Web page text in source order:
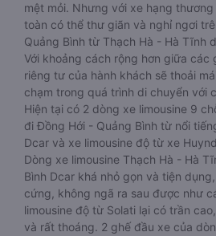
mệt mỏi. Nhưng với xe hạng
toàn có thể thư giãn và nghỉ ngơi
Quảng Bình từ Thạch Hà - Hà Tĩnh
Với khoảng cách rộng hơn giữa các
riêng tư của hành khách sẽ thoải
chạm trong quá trình di chuyển với
Hiện tại có 2 dòng xe limousine 9
đi Đồng Hới - Quảng Bình từ nổi
Dcar và xe limousine độ từ xe
Dòng xe limousine Thạch Hà - Hà
Bình Dcar khá nhỏ gọn và tiện
cứng, không ngã ra sau được như
limousine độ từ Solati lại có trần
và rất thoáng. 2 ghế đầu xe của